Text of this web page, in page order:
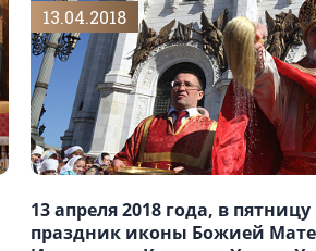
13.04.2018
13 апреля 2018 года, в
праздник иконы Божией